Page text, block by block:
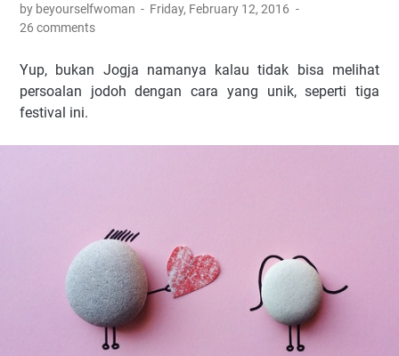
by beyourselfwoman
Friday, February 12, 2016
26 comments
Yup, bukan Jogja namanya kalau tidak bisa melihat
persoalan jodoh dengan cara yang unik, seperti tiga
festival ini.